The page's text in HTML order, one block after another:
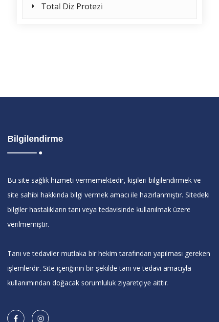
Total Diz Protezi
Bilgilendirme
Bu site sağlık hizmeti vermemektedir, kişileri bilgilendirmek ve
site sahibi hakkında bilgi vermek amacı ile hazırlanmıştır. Sitedeki
bilgiler hastalıkların tanı veya tedavisinde kullanılmak üzere
verilmemiştir.
Tanı ve tedaviler mutlaka bir hekim tarafından yapılması gereken
işlemlerdir. Site içeriğinin bir şekilde tanı ve tedavi amacıyla
kullanımından doğacak sorumluluk ziyaretçiye aittir.